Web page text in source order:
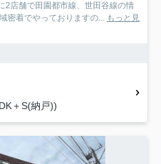
2店舗で田園都市線、世田谷線の情
密着でやっておりますの... もっと見
＋S(納戸))